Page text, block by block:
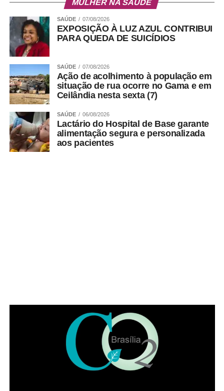
MULHER NA SAÚDE
SAÚDE 07/08/2026
EXPOSIÇÃO À LUZ AZUL CONTRIBUI
PARA QUEDA DE SUICÍDIOS
SAÚDE 07/08/2026
Ação de acolhimento à população em
situação de rua ocorre no Gama e em
Ceilândia nesta sexta (7)
SAÚDE 06/08/2026
Lactário do Hospital de Base garante
alimentação segura e personalizada
aos pacientes